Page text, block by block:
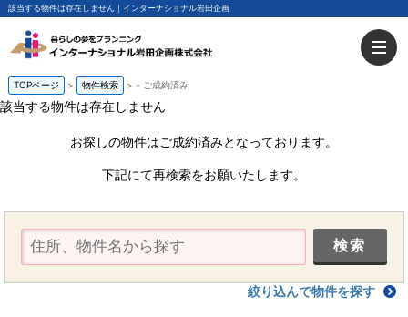
該当する物件は存在しません｜インターナショナル岩田企画
TOPページ 物件検索 - ご成約済み
該当する物件は存在しません
お探しの物件はご成約済みとなっております。
下記にて再検索をお願いたします。
絞り込んで物件を探す